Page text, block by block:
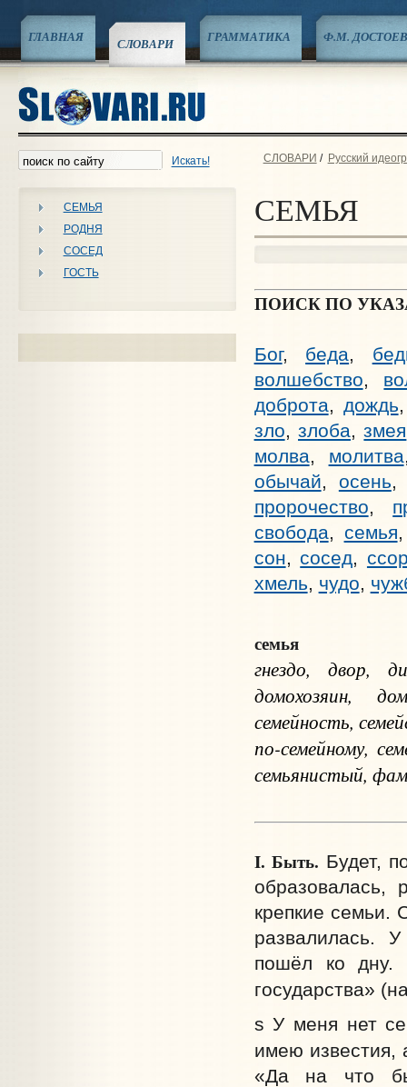
ГЛАВНАЯ СЛОВАРИ ГРАММАТИКА Ф.М.
Искать!
СЕМЬЯ
РОДНЯ
СОСЕД
ГОСТЬ
СЛОВАРИ / Русский
СЕМЬЯ
ПОИСК ПО
Бог, беда,
волшебство,
доброта, дождь
зло, злоба,змея
молва, молитва
обычай, осень
пророчество,
свобода, семья
сон, сосед,
хмель, чудо,
семья
гнездо, двор,
домохозяин,
семейность,
по-семейному,
семьянистый,
I. Быть. Будет,
образовалась,
крепкие семьи.
развалилась.
пошёл ко дну.
государства»
s У меня нет
имею известия,
«Да на что